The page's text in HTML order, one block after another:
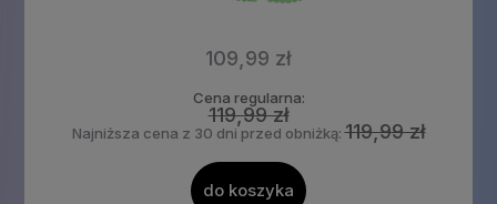
109,99 zł
Cena regularna:
119,99 zł
Najniższa cena z 30 dni przed obniżką:119,99 zł
do koszyka